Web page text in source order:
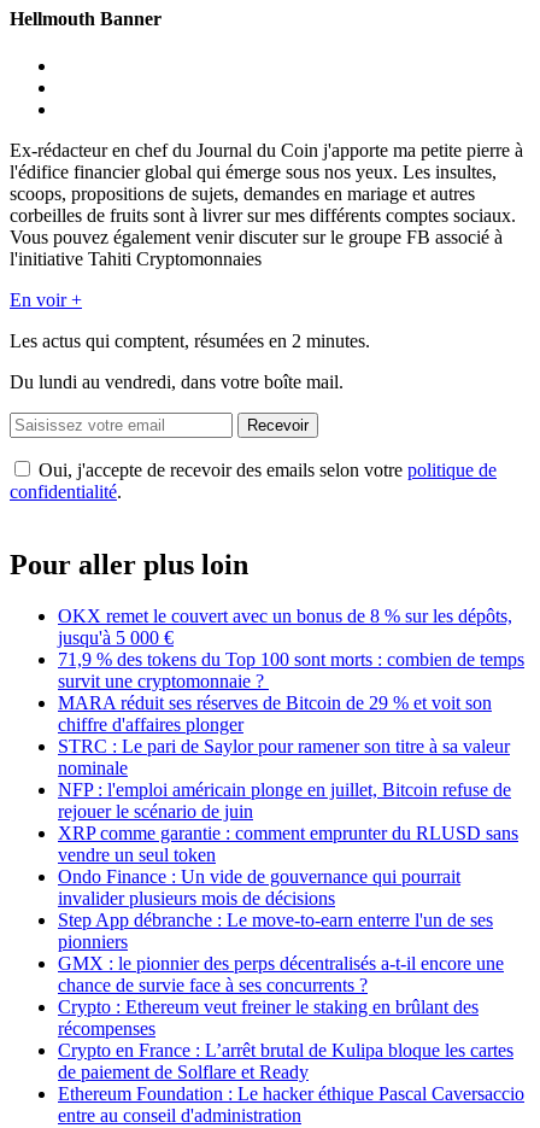
Hellmouth Banner
Ex-rédacteur en chef du Journal du Coin j'apporte ma petite pierre à
l'édifice financier global qui émerge sous nos yeux. Les insultes,
scoops, propositions de sujets, demandes en mariage et autres
corbeilles de fruits sont à livrer sur mes différents comptes sociaux.
Vous pouvez également venir discuter sur le groupe FB associé à
l'initiative Tahiti Cryptomonnaies
En voir +
Les actus qui comptent, résumées en 2 minutes.
Du lundi au vendredi, dans votre boîte mail.
Recevoir
Oui, j'accepte de recevoir des emails selon votre politique de
confidentialité.
Pour aller plus loin
OKX remet le couvert avec un bonus de 8 % sur les dépôts,
jusqu'à 5 000 €
71,9 % des tokens du Top 100 sont morts : combien de temps
survit une cryptomonnaie ?
MARA réduit ses réserves de Bitcoin de 29 % et voit son
chiffre d'affaires plonger
STRC : Le pari de Saylor pour ramener son titre à sa valeur
nominale
NFP : l'emploi américain plonge en juillet, Bitcoin refuse de
rejouer le scénario de juin
XRP comme garantie : comment emprunter du RLUSD sans
vendre un seul token
Ondo Finance : Un vide de gouvernance qui pourrait
invalider plusieurs mois de décisions
Step App débranche : Le move-to-earn enterre l'un de ses
pionniers
GMX : le pionnier des perps décentralisés a-t-il encore une
chance de survie face à ses concurrents ?
Crypto : Ethereum veut freiner le staking en brûlant des
récompenses
Crypto en France : L’arrêt brutal de Kulipa bloque les cartes
de paiement de Solflare et Ready
Ethereum Foundation : Le hacker éthique Pascal Caversaccio
entre au conseil d'administration